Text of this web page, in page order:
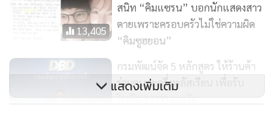
พาสต้าปรุงใหม่จานต่อจาน อาหารจีนนานาชนิด ได้แก่ ติ่มซำ
หมูแดง หมูกรอบ เป็ดปักกิ่ง และยังมีปลาเทอร์บอทซอส
ล็อบสเตอร์ หอยเชลล์รมควัน ปลากะพงแอตแลนติกซอสครีม
หญ้าฝรั่น เนื้อออสเตรเลียหมักกระเทียมและสมุนไพรซอสเห็ด
มอเรล ปิดท้ายด้วยของหวานหลากหลายรายการส่งท้ายค่ำคืนปี
เก่าอย่างสมบูรณ์แบบบุฟเฟ่ต์มื้อค่ำเฉลิมฉลองค่ำคืนวันส่งท้ายปี
13,405
สนิท “คิมแซรน” บอกนักแสดงสาว
ตายเพราะครอบครัวไม่ใช่ความผิด
“คิมซูฮยอน”
256
กรมพัฒน์จัด 5 หลักสูตร ให้ร้านค้า
ร่วมคนละครึ่งพลัสเรียน เพื่อรับ
โบนัส 2,000 จากรัฐ
แสดงเพิ่มเติม